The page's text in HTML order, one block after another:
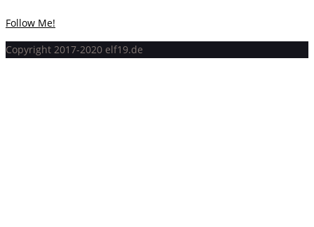
Follow Me!
Copyright 2017-2020 elf19.de